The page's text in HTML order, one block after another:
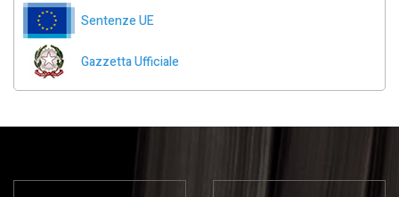
Sentenze UE
Gazzetta Ufficiale